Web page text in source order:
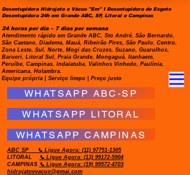
Desentupidora Hidrojato e Vácuo "Em" I Desentupidora de Esgoto
Desentupidora 24h em Grande ABC, SP, Litoral e Campinas
24 horas por dia – 7 dias por semana
Atendimento rápido em Grande ABC, Sto André, São Bernardo,
São Caetano, Diadema, Mauá, Ribeirão Pires, São Paulo, Centro,
Zona Leste, Sul, Norte, Mogi das Cruzes, Suzano, Guarulhos,
Barueri, Litoral Sul, Praia Grande, Mongaguá, Itanhaem,
Peruíbe, Campinas, Indaiatuba, Valinhos Vinhedo, Paulínia,
Americana, Holambra.
Equipe própria | Serviço limpo | Preço justo
WHATSAPP ABC-SP
WHATSAPP LITORAL
WHATSAPP CAMPINAS
ABC SP 📞 Ligue Agora: (11) 97751-1305
LITORAL
📞 Ligue Agora: (13) 99172-5904
CAMPINAS 📞 Ligue Agora: (19) 99572-4703
hidrojatoevacuo@gmai.com